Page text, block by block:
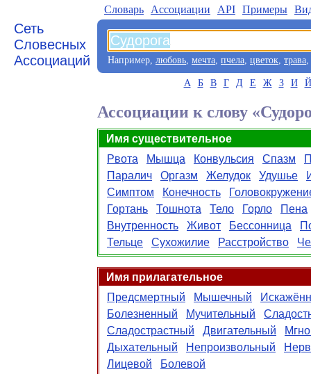
Сеть
Словесных
Ассоциаций
Словарь Aссоциации API Примеры
Например, любовь, мечта, пчела, цветок, трава,
А Б В Г Д Е Ж З И Й
Ассоциации к слову
Имя существительное
Рвота
Мышца Конвульсия Спазм
Паралич
Оргазм Желудок Удушье
Симптом
Конечность
Гортань
Тошнота Тело Горло
Пена
Внутренность
Живот Бессонница
Тельце
Сухожилие Расстройство
Имя прилагательное
Предсмертный
Мышечный
Болезненный
Мучительный
Сладострастный
Двигательный
Дыхательный
Непроизвольный
Лицевой
Болевой